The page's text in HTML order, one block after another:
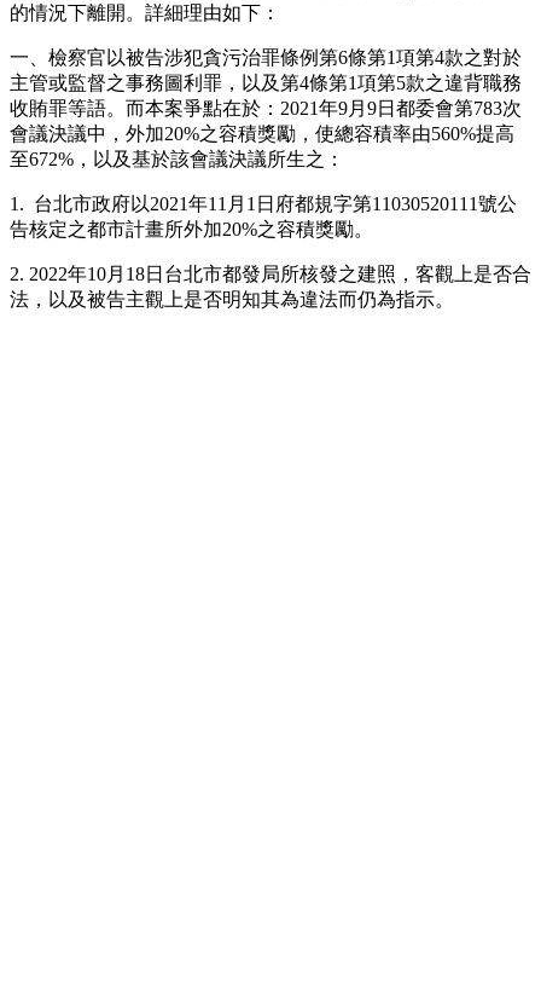
的情況下離開。詳細理由如下：
一、檢察官以被告涉犯貪污治罪條例第6條第1項第4款之對於
主管或監督之事務圖利罪，以及第4條第1項第5款之違背職務
收賄罪等語。而本案爭點在於：2021年9月9日都委會第783次
會議決議中，外加20%之容積獎勵，使總容積率由560%提高
至672%，以及基於該會議決議所生之：
1. 台北市政府以2021年11月1日府都規字第11030520111號公
告核定之都市計畫所外加20%之容積獎勵。
2. 2022年10月18日台北市都發局所核發之建照，客觀上是否合
法，以及被告主觀上是否明知其為違法而仍為指示。